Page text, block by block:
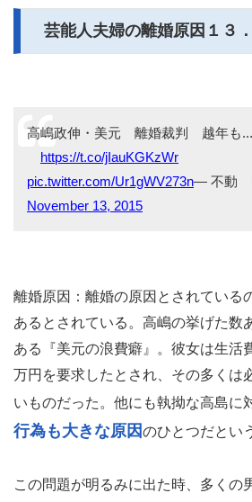
芸能人夫婦の離婚原因１３
高嶋政伸・美元 離婚裁判 越年も...
https://t.co/jIauKGKzWr
pic.twitter.com/Ur1gWV273n— 不動
November 13, 2015
離婚原因：離婚の原因とされている
あるとされている。高嶋の挙げた数
ある『美元の浪費癖』。彼女は生活
万円を要求したとされ、その多くは
いものだった。他にも執拗な高島に
行為も大きな原因のひとつだとい
この問題が明るみに出た時、多くの